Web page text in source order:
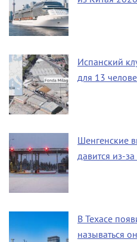
Испанский
для 13
Шенгенские
давится из-
В Техасе
называться